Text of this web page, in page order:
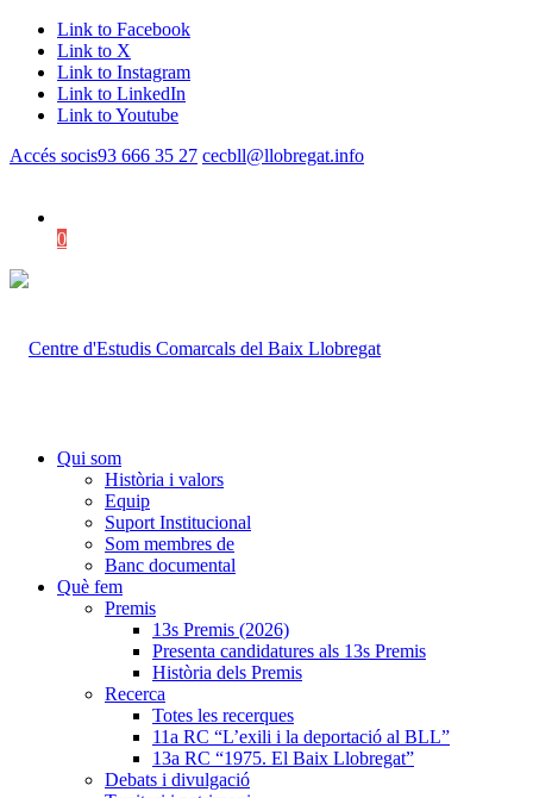
Link to Facebook
Link to X
Link to Instagram
Link to LinkedIn
Link to Youtube
Accés socis93 666 35 27 cecbll@llobregat.info
0
Qui som
Història i valors
Equip
Suport Institucional
Som membres de
Banc documental
Què fem
Premis
13s Premis (2026)
Presenta candidatures als 13s Premis
Història dels Premis
Recerca
Totes les recerques
11a RC “L’exili i la deportació al BLL”
13a RC “1975. El Baix Llobregat”
Debats i divulgació